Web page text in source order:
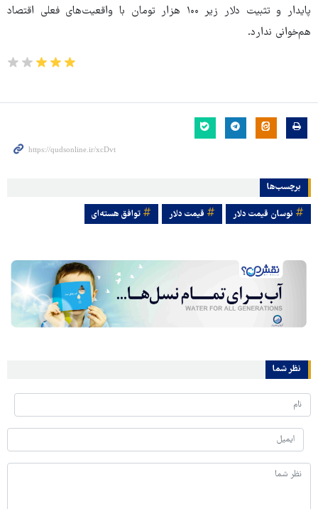
پایدار و تثبیت دلار زیر ۱۰۰ هزار تومان با واقعیت‌های فعلی اقتصاد
هم‌خوانی ندارد.
برچسب‌ها
نوسان قیمت دلار قیمت دلار توافق هسته‌ای
نظر شما